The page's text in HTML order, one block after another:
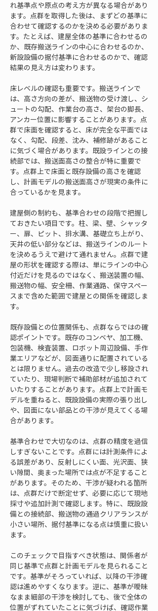
れ基準点や原点の考え方が異なる場合があり
ます。点群を取得した後は、まずどの基準に
合わせて確認するのかを決める必要がありま
す。たとえば、建屋全体の基準に合わせるの
か、既存搬送ラインの中心に合わせるのか、
新設設備の据付基準に合わせるのかで、確認
結果の見え方は変わります。
床レベルの確認も重要です。搬送ラインで
は、高さ方向の差が、搬送物の受け渡し、シ
ュートの勾配、作業台の高さ、架台の脚長、
アンカー位置に影響することがあります。点
群で床面を確認すると、床が完全な平面では
なく、勾配、段差、沈み、補修跡があること
に気づく場合があります。既設ラインとの接
続部では、搬送面高さの整合が特に重要で
す。点群上で床面と既存設備の高さを確認
し、計画モデルの搬送面高さが現実の条件に
合っているかを見ます。
建屋側の制約も、基準合わせの段階で把握し
ておきたい項目です。柱、梁、壁、シャッタ
ー、扉、ピット、排水溝、基礎立ち上がり、
天井の低い部分などは、搬送ラインのルート
を決めるうえで避けて通れません。点群で建
屋の形状を確認する際は、単にラインの中心
付近だけを見るのではなく、搬送装置の幅、
搬送物の幅、安全柵、作業通路、保守スペー
スまで含めた範囲で建屋との関係を確認しま
す。
既存設備との位置関係も、点群ならではの確
認ポイントです。既存のコンベヤ、加工機、
包装機、検査装置、ロボット周辺設備、手作
業エリアなどが、図面通りに配置されている
とは限りません。過去の改造で少し移設され
ていたり、現場判断で補助部材が追加されて
いたりすることがあります。点群上で計画モ
デルを重ねると、既設設備の実際の張り出し
や、図面にない部品との干渉が見えてくる場
合があります。
基準合わせで大切なのは、点群の精度を過信
しすぎないことです。点群には計測条件によ
る誤差があり、反射しにくい面、光沢面、狭
い隙間、奥まった場所では点が不足すること
があります。そのため、干渉が疑われる箇所
は、点群だけで断定せず、必要に応じて現地
採寸や追加計測で確認します。特に、既設設
備との接続部、搬送物の通過クリアランスが
小さい場所、据付基準になる点は慎重に扱い
ます。
このチェックで目指すべき状態は、関係者が
同じ基準で点群と計画モデルを見られること
です。基準がそろっていれば、以降の干渉確
認は進めやすくなります。逆に、基準が曖昧
なまま細部の干渉を検討しても、後で全体の
位置がずれていたことに気づけば、確認作業